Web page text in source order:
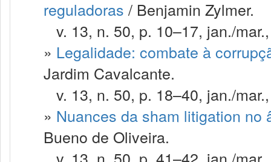
reguladoras / Benjamin Zylmer.
v. 13, n. 50, p. 10–17, jan./
» Legalidade: combate à
Jardim Cavalcante.
v. 13, n. 50, p. 18–40, jan./
» Nuances da sham litigation
Bueno de Oliveira.